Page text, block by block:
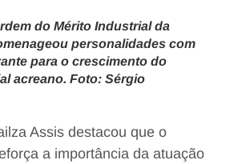
do Mérito Industrial da
personalidades com
para o crescimento do
acreano. Foto: Sérgio
Assis destacou que o
a importância da atuação